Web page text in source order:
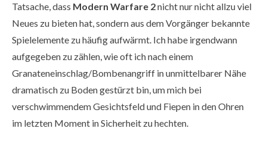
Tatsache, dass Modern Warfare 2nicht nur nicht allzu viel
Neues zu bieten hat, sondern aus dem Vorgänger bekannte
Spielelemente zu häufig aufwärmt. Ich habe irgendwann
aufgegeben zu zählen, wie oft ich nach einem
Granateneinschlag/Bombenangriff in unmittelbarer Nähe
dramatisch zu Boden gestürzt bin, um mich bei
verschwimmendem Gesichtsfeld und Fiepen in den Ohren
im letzten Moment in Sicherheit zu hechten.